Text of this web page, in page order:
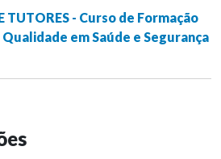
TUTORES - Curso de Formação
em Saúde e Segurança